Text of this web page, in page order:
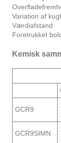
Variation af
Værdiafstand
Foretrukket
Kemisk
GCR9
GCR9SIMN